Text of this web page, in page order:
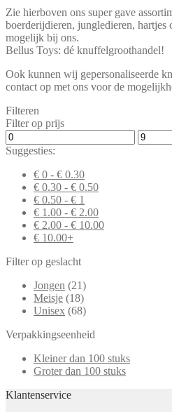
Zie hierboven ons super gave
boerderijdieren, jungledieren, hartjes
mogelijk bij ons.
Bellus Toys: dé knuffelgroothandel!
Ook kunnen wij gepersonaliseerde
contact op met ons voor de
Filteren
Filter op prijs
Min.
prijs
Max.
prijs
Suggesties:
€ 0 - € 0.30
€ 0.30 - € 0.50
€ 0.50 - € 1
€ 1.00 - € 2.00
€ 2.00 - € 10.00
€ 10.00+
Filter op geslacht
Jongen (21)
Meisje (18)
Unisex (68)
Verpakkingseenheid
Kleiner dan 100 stuks
Groter dan 100 stuks
Klantenservice